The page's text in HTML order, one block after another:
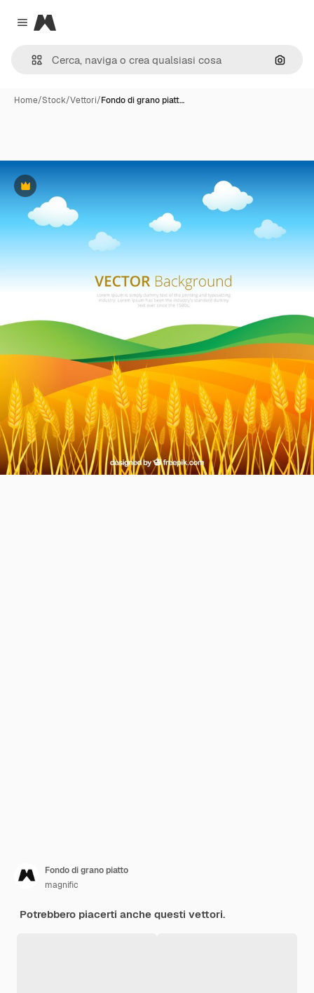
Close menu
Magnific
Cerca
Home/Stock/Vettori/Fondo di grano piatt…
Premium
Fondo di grano piatto
magnific
Potrebbero piacerti anche questi vettori.